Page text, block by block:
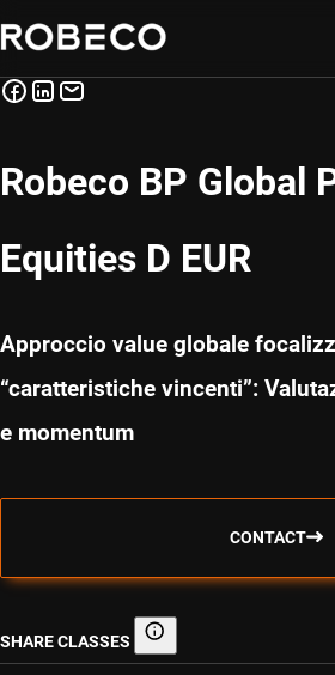
Robeco BP Global
Equities D EUR
Approccio value globale
“caratteristiche vincenti”:
e momentum
CONTACT
SHARE CLASSES Share classes